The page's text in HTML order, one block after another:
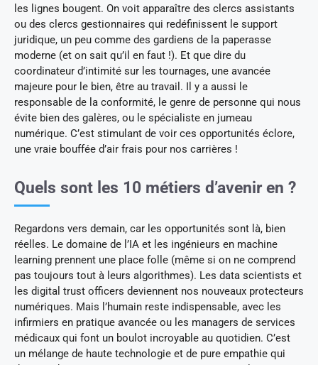
les lignes bougent. On voit apparaître des clercs assistants
ou des clercs gestionnaires qui redéfinissent le support
juridique, un peu comme des gardiens de la paperasse
moderne (et on sait qu’il en faut !). Et que dire du
coordinateur d’intimité sur les tournages, une avancée
majeure pour le bien, être au travail. Il y a aussi le
responsable de la conformité, le genre de personne qui nous
évite bien des galères, ou le spécialiste en jumeau
numérique. C’est stimulant de voir ces opportunités éclore,
une vraie bouffée d’air frais pour nos carrières !
Quels sont les 10 métiers d’avenir en ?
Regardons vers demain, car les opportunités sont là, bien
réelles. Le domaine de l’IA et les ingénieurs en machine
learning prennent une place folle (même si on ne comprend
pas toujours tout à leurs algorithmes). Les data scientists et
les digital trust officers deviennent nos nouveaux protecteurs
numériques. Mais l’humain reste indispensable, avec les
infirmiers en pratique avancée ou les managers de services
médicaux qui font un boulot incroyable au quotidien. C’est
un mélange de haute technologie et de pure empathie qui